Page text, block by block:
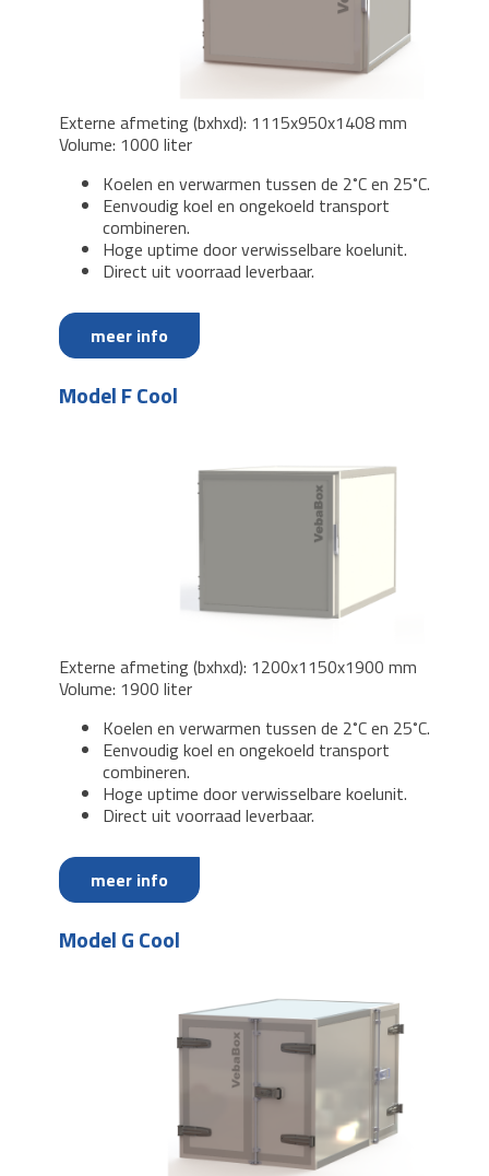
Externe afmeting (bxhxd): 1115x950x1408 mm
Volume: 1000 liter
Koelen en verwarmen tussen de 2˚C en 25˚C.
Eenvoudig koel en ongekoeld transport
combineren.
Hoge uptime door verwisselbare koelunit.
Direct uit voorraad leverbaar.
meer info
Model F Cool
Externe afmeting (bxhxd): 1200x1150x1900 mm
Volume: 1900 liter
Koelen en verwarmen tussen de 2˚C en 25˚C.
Eenvoudig koel en ongekoeld transport
combineren.
Hoge uptime door verwisselbare koelunit.
Direct uit voorraad leverbaar.
meer info
Model G Cool